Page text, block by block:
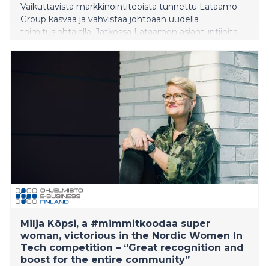
Vaikuttavista markkinointiteoista tunnettu Lataamo
Group kasvaa ja vahvistaa johtoaan uudella
toimitusjohtajalla. Jatkossa Lataamon asiantuntijoita
kaupallistamisen konkari Antti Kärävä. Kärävän nimitys
on osa Lataamon uutta kirkastettua kasvustrategiaa,
jota vauhdittavat asiakkaiden tarpeiden ja
toimistokategorioiden murros.
Milja Köpsi, a #mimmitkoodaa super
woman, victorious in the Nordic Women In
Tech competition – “Great recognition and
boost for the entire community”